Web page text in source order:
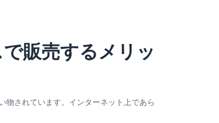
販売するメリッ
物されています。インターネット上であら